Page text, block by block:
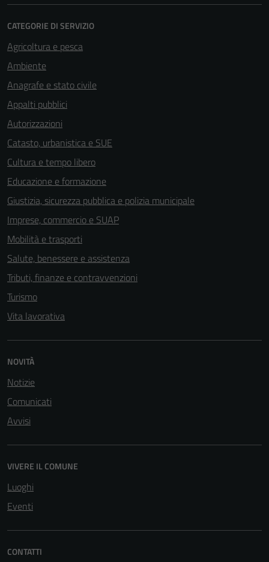
CATEGORIE DI SERVIZIO
Agricoltura e pesca
Ambiente
Anagrafe e stato civile
Appalti pubblici
Autorizzazioni
Catasto, urbanistica e SUE
Cultura e tempo libero
Educazione e formazione
Giustizia, sicurezza pubblica e polizia municipale
Imprese, commercio e SUAP
Mobilità e trasporti
Salute, benessere e assistenza
Tributi, finanze e contravvenzioni
Turismo
Vita lavorativa
NOVITÀ
Notizie
Comunicati
Avvisi
VIVERE IL COMUNE
Luoghi
Eventi
CONTATTI
Tecnici
essere